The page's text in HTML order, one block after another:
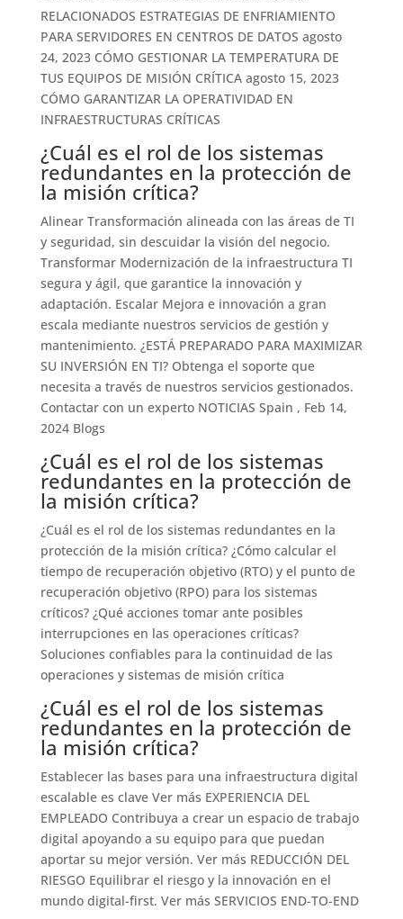
RELACIONADOS ESTRATEGIAS DE ENFRIAMIENTO
PARA SERVIDORES EN CENTROS DE DATOS agosto
24, 2023 CÓMO GESTIONAR LA TEMPERATURA DE
TUS EQUIPOS DE MISIÓN CRÍTICA agosto 15, 2023
CÓMO GARANTIZAR LA OPERATIVIDAD EN
INFRAESTRUCTURAS CRÍTICAS
¿Cuál es el rol de los sistemas
redundantes en la protección de
la misión crítica?
Alinear Transformación alineada con las áreas de TI
y seguridad, sin descuidar la visión del negocio.
Transformar Modernización de la infraestructura TI
segura y ágil, que garantice la innovación y
adaptación. Escalar Mejora e innovación a gran
escala mediante nuestros servicios de gestión y
mantenimiento. ¿ESTÁ PREPARADO PARA MAXIMIZAR
SU INVERSIÓN EN TI? Obtenga el soporte que
necesita a través de nuestros servicios gestionados.
Contactar con un experto NOTICIAS Spain , Feb 14,
2024 Blogs
¿Cuál es el rol de los sistemas
redundantes en la protección de
la misión crítica?
¿Cuál es el rol de los sistemas redundantes en la
protección de la misión crítica? ¿Cómo calcular el
tiempo de recuperación objetivo (RTO) y el punto de
recuperación objetivo (RPO) para los sistemas
críticos? ¿Qué acciones tomar ante posibles
interrupciones en las operaciones críticas?
Soluciones confiables para la continuidad de las
operaciones y sistemas de misión crítica
¿Cuál es el rol de los sistemas
redundantes en la protección de
la misión crítica?
Establecer las bases para una infraestructura digital
escalable es clave Ver más EXPERIENCIA DEL
EMPLEADO Contribuya a crear un espacio de trabajo
digital apoyando a su equipo para que puedan
aportar su mejor versión. Ver más REDUCCIÓN DEL
RIESGO Equilibrar el riesgo y la innovación en el
mundo digital-first. Ver más SERVICIOS END-TO-END